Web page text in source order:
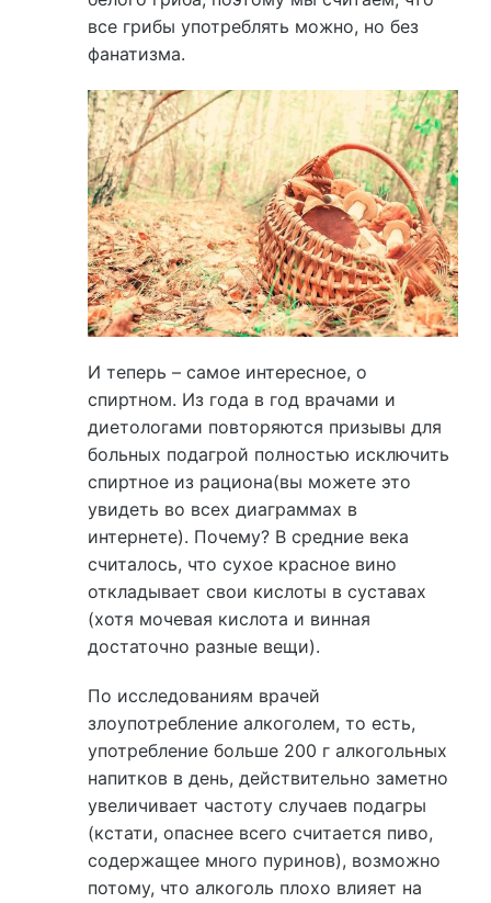
все грибы употреблять можно, но без
фанатизма.
И теперь – самое интересное, о
спиртном. Из года в год врачами и
диетологами повторяются призывы для
больных подагрой полностью исключить
спиртное из рациона(вы можете это
увидеть во всех диаграммах в
интернете). Почему? В средние века
считалось, что сухое красное вино
откладывает свои кислоты в суставах
(хотя мочевая кислота и винная
достаточно разные вещи).
По исследованиям врачей
злоупотребление алкоголем, то есть,
употребление больше 200 г алкогольных
напитков в день, действительно заметно
увеличивает частоту случаев подагры
(кстати, опаснее всего считается пиво,
содержащее много пуринов), возможно
потому, что алкоголь плохо влияет на